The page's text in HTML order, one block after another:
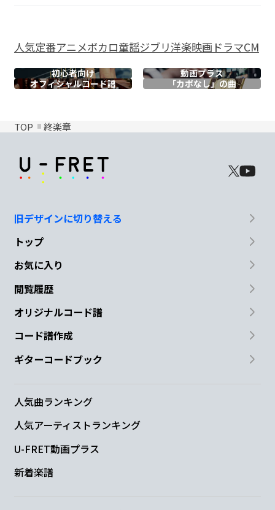
人気定番アニメボカロ童謡ジブリ洋楽映画ドラマCM
初心者向け
動画プラス
オフィシャルコード譜 「カポなし」の曲
TOP 終楽章
旧デザインに切り替える
トップ
お気に入り
閲覧履歴
オリジナルコード譜
コード譜作成
ギターコードブック
人気曲ランキング
人気アーティストランキング
U-FRET動画プラス
新着楽譜